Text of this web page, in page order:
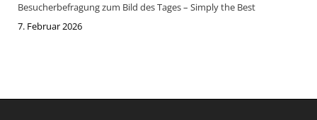
Besucherbefragung zum Bild des Tages – Simply the Best
7. Februar 2026